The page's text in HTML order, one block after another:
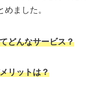
ました。
どんなサービス？
リットは？